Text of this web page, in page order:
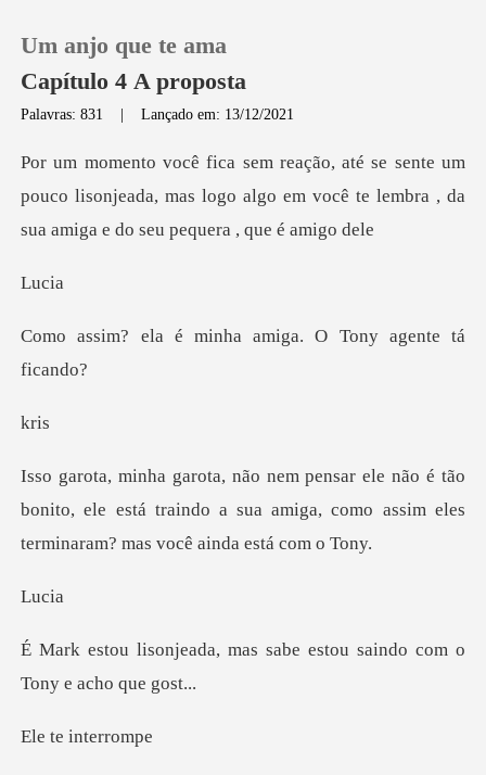
0
Loja
Um anjo que te ama
Capítulo 4 A proposta
Palavras: 831 |Lançado em: 13/12/2021
m
pouco lisonjeada, mas logo algo em você te lembra
ci
minha amiga. O Ton
r
tão
bonito, ele está traindo a sua amiga, como ass
u
mas sabe estou saindo com
e int